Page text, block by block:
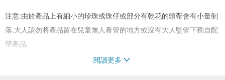
注意:由於產品上有細小的珍珠或珠仔或部分有乾花的頭帶會有小量剝
落,大人請勿將產品留在兒童無人看管的地方或沒有大人監管下獨自配
帶產品.
閱讀更多